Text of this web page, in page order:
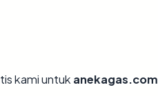
kami untuk anekagas.com